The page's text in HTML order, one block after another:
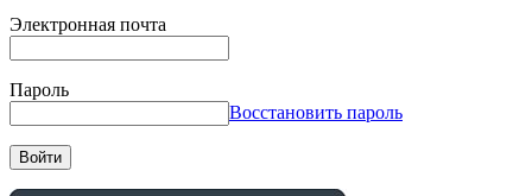
Электронная почта
Пароль
Восстановить пароль
Войти